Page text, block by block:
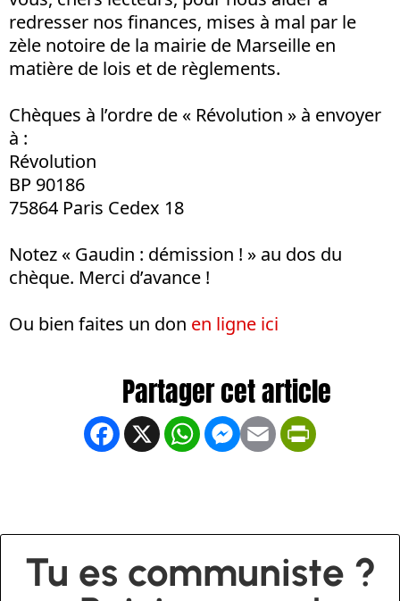
redresser nos finances, mises à mal par le
zèle notoire de la mairie de Marseille en
matière de lois et de règlements.
Chèques à l’ordre de « Révolution » à envoyer
à :
Révolution
BP 90186
75864 Paris Cedex 18
Notez « Gaudin : démission ! » au dos du
chèque. Merci d’avance !
Ou bien faites un don en ligne ici
Facebook
X WhatsApp
Messenger
Email
Tu es communiste ?